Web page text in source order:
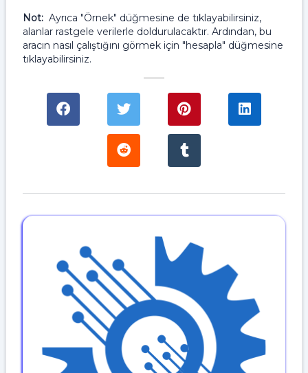
Not: Ayrıca "Örnek" düğmesine de tıklayabilirsiniz,
alanlar rastgele verilerle doldurulacaktır. Ardından, bu
aracın nasıl çalıştığını görmek için "hesapla" düğmesine
tıklayabilirsiniz.